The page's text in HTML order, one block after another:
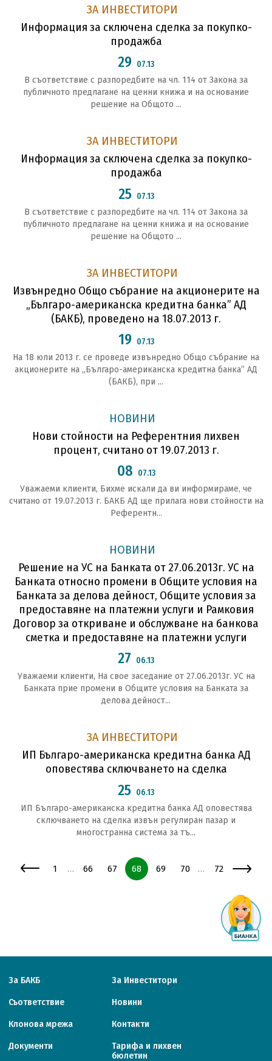
ЗА ИНВЕСТИТОРИ
Информация за сключена сделка за покупко-
продажба
29 07.13
В съответствие с разпоредбите на чл. 114 от Закона за
публичното предлагане на ценни книжа и на основание
решение на Общото ...
ЗА ИНВЕСТИТОРИ
Информация за сключена сделка за покупко-
продажба
25 07.13
В съответствие с разпоредбите на чл. 114 от Закона за
публичното предлагане на ценни книжа и на основание
решение на Общото ...
ЗА ИНВЕСТИТОРИ
Извънредно Общо събрание на акционерите на
„Българо-американска кредитна банка” АД
(БАКБ), проведено на 18.07.2013 г.
19 07.13
На 18 юли 2013 г. се проведе извънредно Общо събрание на
акционерите на „Българо-американска кредитна банка” АД
(БАКБ), при ...
НОВИНИ
Нови стойности на Референтния лихвен
процент, считано от 19.07.2013 г.
08 07.13
Уважаеми клиенти, Бихме искали да ви информираме, че
считано от 19.07.2013 г. БАКБ АД ще прилага нови стойности на
Референтн...
НОВИНИ
Решение на УС на Банката от 27.06.2013г. УС на
Банката относно промени в Общите условия на
Банката за делова дейност, Общите условия за
предоставяне на платежни услуги и Рамковия
Договор за откриване и обслужване на банкова
сметка и предоставяне на платежни услуги
27 06.13
Уважаеми клиенти, На свое заседание от 27.06.2013г. УС на
Банката прие промени в Общите условия на Банката за
делова дейност...
ЗА ИНВЕСТИТОРИ
ИП Българо-американска кредитна банка АД
оповестява сключването на сделка
25 06.13
ИП Българо-американска кредитна банка АД оповестява
сключването на сделка извън регулиран пазар и
многостранна система за тъ...
Страница
1 … Страница
66 Страница
67 Страница
68 Страница
69 Страница
70 … Страница
72
За БАКБ За Инвеститори
Съответствие Новини
Клонова мрежа Контакти
Документи
Тарифa и лихвен
бюлетин